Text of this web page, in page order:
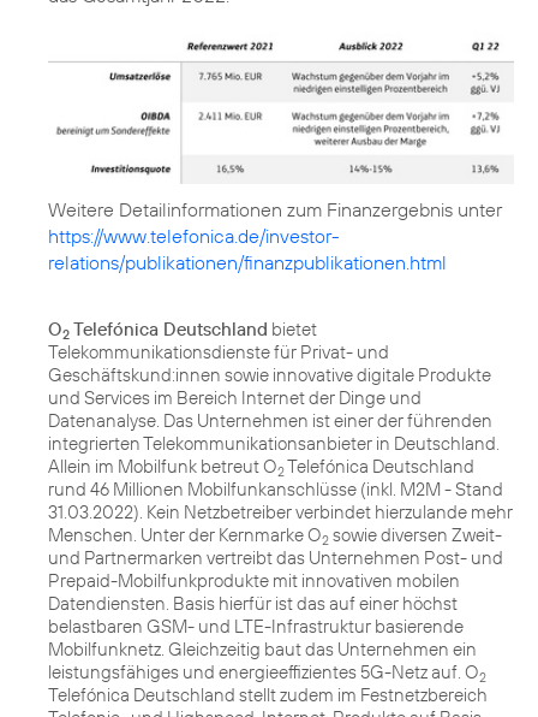
https://www.telefonica.de/investor-
relations/publikationen/finanzpublikationen.html
O2 Telefónica Deutschland bietet
Telekommunikationsdienste für Privat- und
Geschäftskund:innen sowie innovative digitale Produkte
und Services im Bereich Internet der Dinge und
Datenanalyse. Das Unternehmen ist einer der führenden
integrierten Telekommunikationsanbieter in Deutschland.
Allein im Mobilfunk betreut O2Telefónica Deutschland
rund 46 Millionen Mobilfunkanschlüsse (inkl. M2M - Stand
31.03.2022). Kein Netzbetreiber verbindet hierzulande mehr
Menschen. Unter der Kernmarke O2 sowie diversen Zweit-
und Partnermarken vertreibt das Unternehmen Post- und
Prepaid-Mobilfunkprodukte mit innovativen mobilen
Datendiensten. Basis hierfür ist das auf einer höchst
belastbaren GSM- und LTE-Infrastruktur basierende
Mobilfunknetz. Gleichzeitig baut das Unternehmen ein
leistungsfähiges und energieeffizientes 5G-Netz auf. O2
Telefónica Deutschland stellt zudem im Festnetzbereich